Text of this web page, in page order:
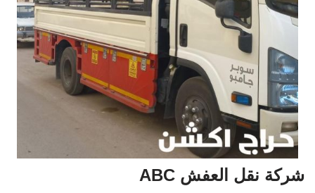
شركة نقل العفش ABC